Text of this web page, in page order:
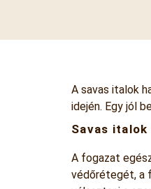
A savas italok
idején. Egy jól
Savas
A fogazat
védőrétegét, a